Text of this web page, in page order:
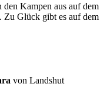
den Kampen aus auf dem
Zu Glück gibt es auf dem
von Landshut